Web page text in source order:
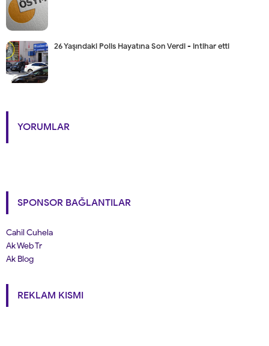
26 Yaşındaki Polis Hayatına Son Verdi - intihar etti
YORUMLAR
SPONSOR BAĞLANTILAR
Cahil Cuhela
Ak Web Tr
Ak Blog
REKLAM KISMI